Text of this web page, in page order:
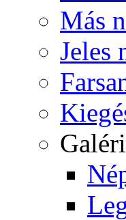
Más
Jeles